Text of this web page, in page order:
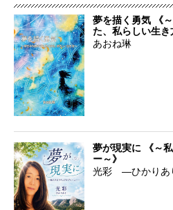
夢を描く勇気 《
た、私らしい生き
あおね琳
夢が現実に 《～
ー～》
光彩 ―ひかり